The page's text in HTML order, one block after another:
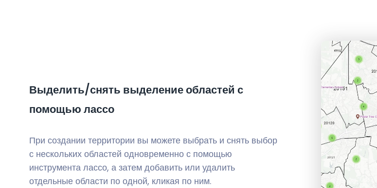
Выделить/снять выделение областей с
помощью лассо
При создании территории вы можете выбрать и снять выбор
с нескольких областей одновременно с помощью
инструмента лассо, а затем добавить или удалить
отдельные области по одной, кликая по ним.